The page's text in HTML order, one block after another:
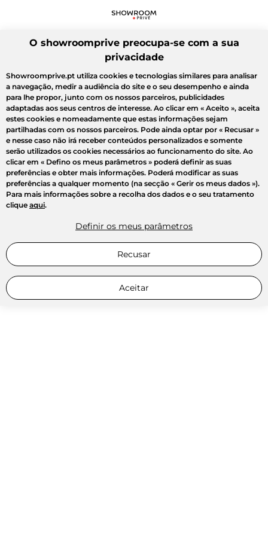
O showroomprive preocupa-se com a sua
privacidade
Showroomprive.pt utiliza cookies e tecnologias similares para analisar
a navegação, medir a audiência do site e o seu desempenho e ainda
para lhe propor, junto com os nossos parceiros, publicidades
adaptadas aos seus centros de interesse. Ao clicar em « Aceito », aceita
estes cookies e nomeadamente que estas informações sejam
partilhadas com os nossos parceiros. Pode ainda optar por « Recusar »
e nesse caso não irá receber conteúdos personalizados e somente
serão utilizados os cookies necessários ao funcionamento do site. Ao
clicar em « Defino os meus parâmetros » poderá definir as suas
preferências e obter mais informações. Poderá modificar as suas
preferências a qualquer momento (na secção « Gerir os meus dados »).
Para mais informações sobre a recolha dos dados e o seu tratamento
clique aqui.
Definir os meus parâmetros
Recusar
Aceitar